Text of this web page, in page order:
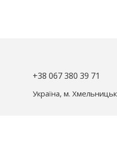
+38 067 380 39 71
Україна, м.